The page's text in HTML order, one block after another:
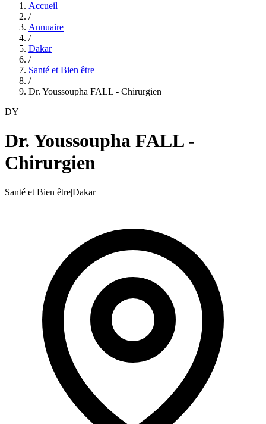
Accueil
/
Annuaire
/
Dakar
/
Santé et Bien être
/
Dr. Youssoupha FALL - Chirurgien
DY
Dr. Youssoupha FALL -
Chirurgien
Santé et Bien être|Dakar